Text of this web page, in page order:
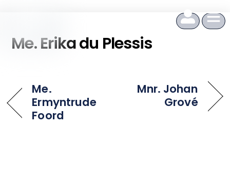
Me. Erika du Plessis
Me.
Ermyntrude
Foord
Mnr. Johan
Grové